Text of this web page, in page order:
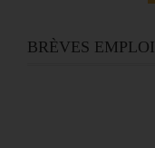
BRÈVES EMPLOI